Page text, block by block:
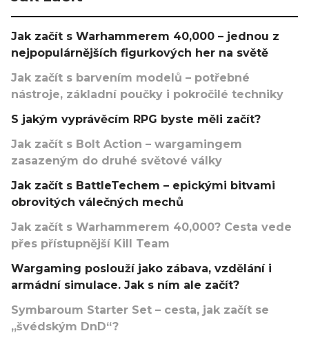
Jak začít s Warhammerem 40,000 – jednou z
nejpopulárnějších figurkových her na světě
Jak začít s barvením modelů – potřebné
nástroje, základní poučky i pokročilé techniky
S jakým vyprávěcím RPG byste měli začít?
Jak začít s Bolt Action – wargamingem
zasazeným do druhé světové války
Jak začít s BattleTechem – epickými bitvami
obrovitých válečných mechů
Jak začít s Warhammerem 40,000? Cesta vede
přes přístupnější Kill Team
Wargaming poslouží jako zábava, vzdělání i
armádní simulace. Jak s ním ale začít?
Symbaroum Starter Set – cesta, jak začít se
„švédským DnD“?